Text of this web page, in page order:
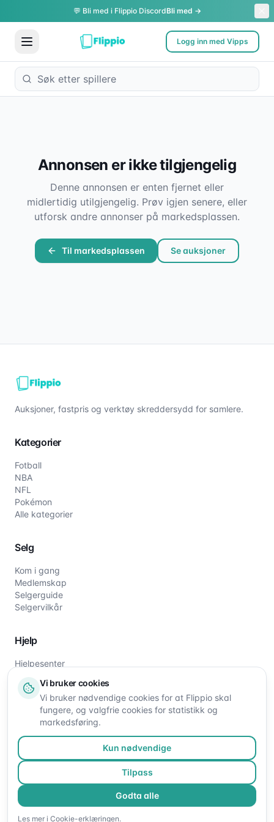
💬 Bli med i Flippio DiscordBli med →
Logg inn med Vipps
Annonsen er ikke tilgjengelig
Denne annonsen er enten fjernet eller
midlertidig utilgjengelig. Prøv igjen senere, eller
utforsk andre annonser på markedsplassen.
Til markedsplassen Se auksjoner
Auksjoner, fastpris og verktøy skreddersydd for samlere.
Kategorier
Fotball
NBA
NFL
Pokémon
Alle kategorier
Selg
Kom i gang
Medlemskap
Selgerguide
Selgervilkår
Hjelp
Hjelpesenter
Om oss
Kontakt oss
©2026Flippio. Alle rettigheter reservert.
Vi bruker cookies
Vi bruker nødvendige cookies for at Flippio skal
fungere, og valgfrie cookies for statistikk og
markedsføring.
Kun nødvendige
Tilpass
Godta alle
Les mer i Cookie-erklæringen.